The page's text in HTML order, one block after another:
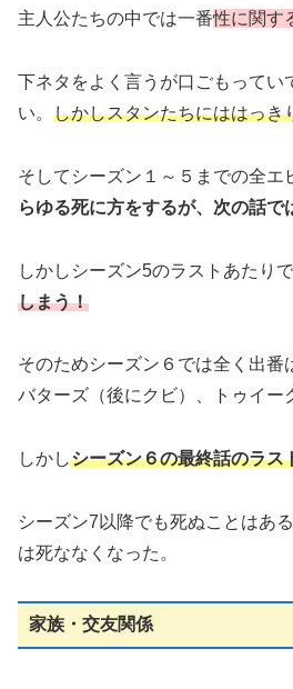
主人公たちの中では一番性に関す
下ネタをよく言うが口ごもってい
い。 しかしスタンたちにははっき
そしてシーズン１～５までの全エ
らゆる死に方をするが、次の話で
しかしシーズン5のラストあたりで
しまう！
そのためシーズン６では全く出番
バターズ（後にクビ）、トゥイー
しかしシーズン６の最終話のラス
シーズン7以降でも死ぬことはあ
は死ななくなった。
家族・交友関係